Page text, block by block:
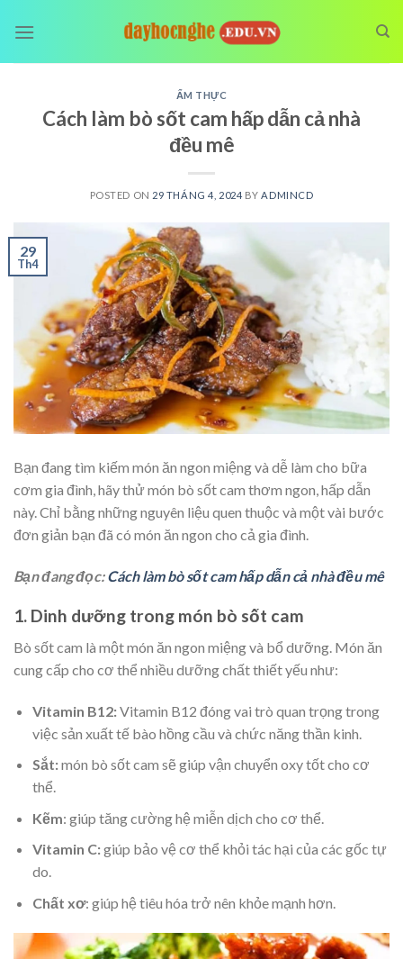
ẨM THỰC
Cách làm bò sốt cam hấp dẫn cả nhà
đều mê
POSTED ON 29 THÁNG 4, 2024 BY ADMINCD
29
Th4
Bạn đang tìm kiếm món ăn ngon miệng và dễ làm cho bữa
cơm gia đình, hãy thử món bò sốt cam thơm ngon, hấp dẫn
này. Chỉ bằng những nguyên liệu quen thuộc và một vài bước
đơn giản bạn đã có món ăn ngon cho cả gia đình.
Bạn đang đọc:Cách làm bò sốt cam hấp dẫn cả nhà đều mê
1. Dinh dưỡng trong món bò sốt cam
Bò sốt cam là một món ăn ngon miệng và bổ dưỡng. Món ăn
cung cấp cho cơ thể nhiều dưỡng chất thiết yếu như:
Vitamin B12:Vitamin B12 đóng vai trò quan trọng trong
việc sản xuất tế bào hồng cầu và chức năng thần kinh.
Sắt:món bò sốt cam sẽ giúp vận chuyển oxy tốt cho cơ
thể.
Kẽm: giúp tăng cường hệ miễn dịch cho cơ thể.
Vitamin C:giúp bảo vệ cơ thể khỏi tác hại của các gốc tự
do.
Chất xơ: giúp hệ tiêu hóa trở nên khỏe mạnh hơn.